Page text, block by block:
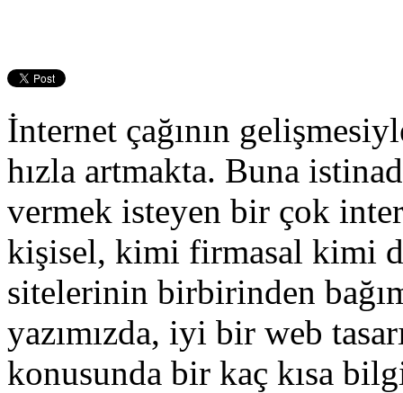
İnternet çağının
hızla artmakta. Buna
vermek isteyen bir çok
kişisel, kimi firmasal kimi
sitelerinin birbirinden
yazımızda, iyi bir web
konusunda bir kaç kısa